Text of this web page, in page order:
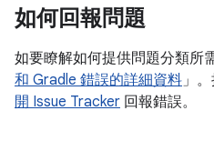
如何回報問題
如要瞭解如何提供問題分類所
和 Gradle 錯誤的詳細資料」
開 Issue Tracker 回報錯誤。